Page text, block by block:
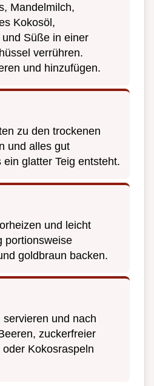
Mandelmilch,
Kokosöl,
Süße in einer
verrühren.
und hinzufügen.
zu den trockenen
und alles gut
ein glatter Teig entsteht.
und leicht
portionsweise
goldbraun backen.
servieren und nach
zuckerfreier
Kokosraspeln